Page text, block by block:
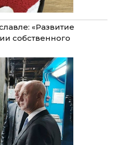
«Развитие
собственного